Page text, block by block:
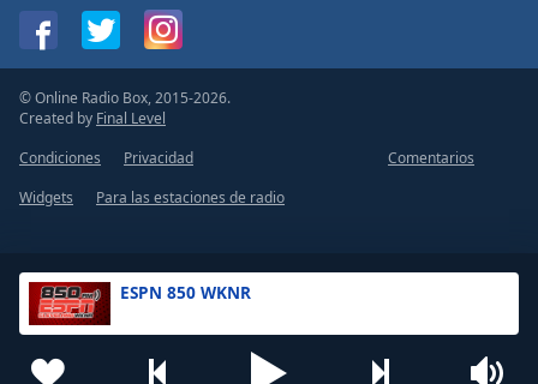
ESPN 850 WKNR
© Online Radio Box, 2015-2026.
Created by Final Level
Condiciones
Privacidad
Comentarios
Widgets
Para las estaciones de radio